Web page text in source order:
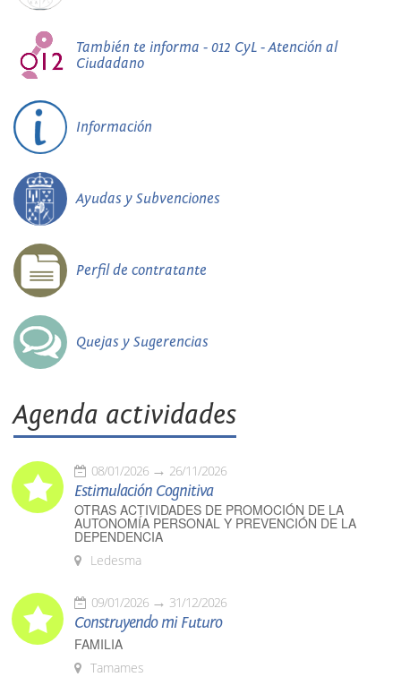
También te informa - 012 CyL - Atención al
Ciudadano
Información
Ayudas y Subvenciones
Perfil de contratante
Quejas y Sugerencias
Agenda actividades
08/01/2026 26/11/2026
Estimulación Cognitiva
OTRAS ACTIVIDADES DE PROMOCIÓN DE LA
AUTONOMÍA PERSONAL Y PREVENCIÓN DE LA
DEPENDENCIA
Ledesma
09/01/2026 31/12/2026
Construyendo mi Futuro
FAMILIA
Tamames